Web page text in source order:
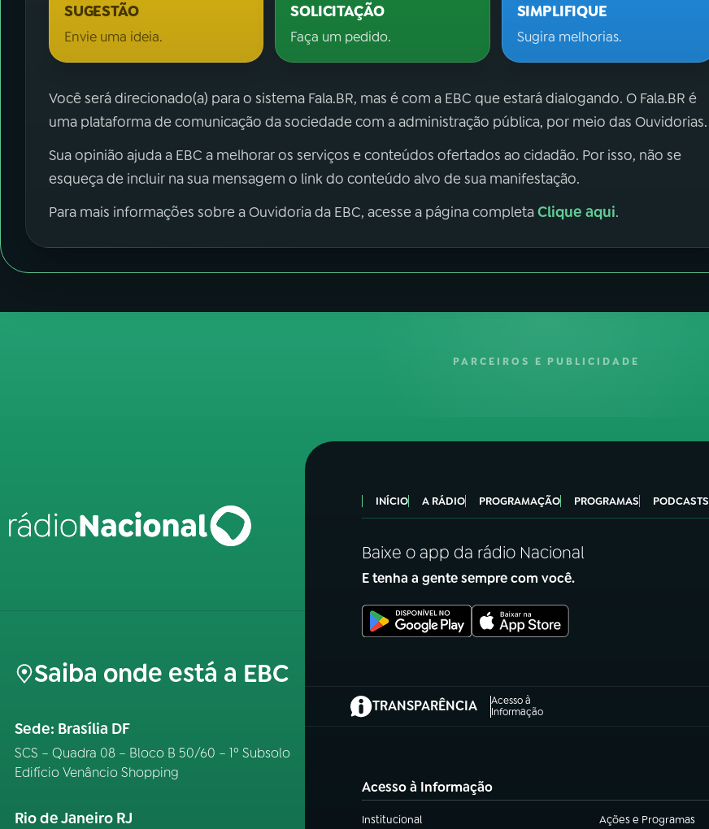
SUGESTÃO
Envie uma ideia.
SOLICITAÇÃO
Faça um pedido.
SIMPLIFIQUE
Sugira melhorias.
Você será direcionado(a) para o sistema Fala.BR, mas é com a EBC que estará dialogando. O Fala.BR é
uma plataforma de comunicação da sociedade com a administração pública, por meio das Ouvidorias.
Sua opinião ajuda a EBC a melhorar os serviços e conteúdos ofertados ao cidadão. Por isso, não se
esqueça de incluir na sua mensagem o link do conteúdo alvo de sua manifestação.
Para mais informações sobre a Ouvidoria da EBC, acesse a página completaClique aqui.
PARCEIROS E PUBLICIDADE
Saiba onde está a EBC
Sede: Brasília DF
SCS – Quadra 08 – Bloco B 50/60 – 1º Subsolo
Edifício Venâncio Shopping
Rio de Janeiro RJ
INÍCIO A RÁDIO PROGRAMAÇÃO PROGRAMAS PODCASTS
Baixe o app da rádio Nacional
E tenha a gente sempre com você.
TRANSPARÊNCIA
Acesso à
Informação
(abre em nova aba)
Acesso à Informação
Institucional
(abre em nova aba) Ações e Programas
(abre em nova aba)